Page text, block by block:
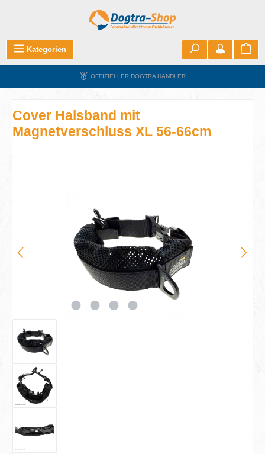
Zum Hauptinhalt springen
Kategorien
OFFIZIELLER DOGTRA HÄNDLER
Cover Halsband mit
Magnetverschluss XL 56-66cm